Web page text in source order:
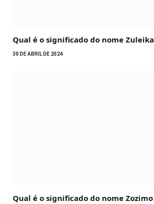
Qual é o significado do nome Zuleika
30 DE ABRIL DE 2024
Qual é o significado do nome Zozimo